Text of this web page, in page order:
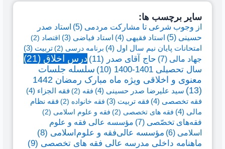
سایر برچسب ها:
از وجوب شرعی تا مشارکت مردمی (5)
استاد صدر
حسینی (5) استاد فقیهی (4) استاد فیاضی (3) اقتصاد (2)
امتحانات پایان نیم سال اول (4) برنامه درسی (2) تربیت (3)
جهاد مالی (7) حاج آقای صدر (11) درس اخلاق (21)
سال تحصیلی 1401-1400 (10)
سلسله جلسات
معنوی و اخلاقی ویژه ماه مبارک رمضان 1442
(13)
سید علیرضا صدر حسینی (4) فقه (2) فقه الجزاء (4)
فقه تخصصی (4) فقه تربیت (3) فقه خانواده (2)
فقه نظام
مالی (4) فقه های تخصصی (2) فقه و علوم اسلامی (2)
فقه‌های تخصّصی (7)
مؤسسه عالی فقه و علوم
اسلامی (6) مؤسسه عالی‌فقه و علوم‌اسلامی (8)
ماهنامه داخلی مدرسه عالی فقه های تخصصی (9)